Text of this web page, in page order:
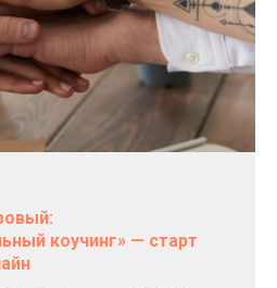
коучинг» — старт